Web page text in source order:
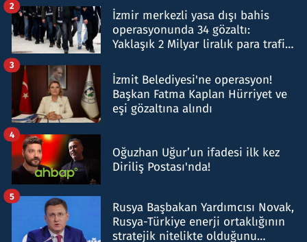
İzmir merkezli yasa dışı bahis
operasyonunda 34 gözaltı:
Yaklaşık 2 Milyar liralık para trafiği
2
İzmit Belediyesi'ne operasyon!
Başkan Fatma Kaplan Hürriyet ve
eşi gözaltına alındı
3
Oğuzhan Uğur’un ifadesi ilk kez
Diriliş Postası'nda!
4
Rusya Başbakan Yardımcısı Novak,
Rusya-Türkiye enerji ortaklığının
stratejik nitelikte olduğunu
5